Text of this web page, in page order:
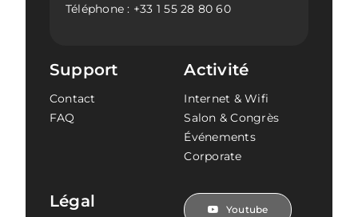
Téléphone : +33 1 55 28 80 60
Support
Contact
FAQ
Activité
Internet & Wifi
Salon & Congrès
Événements
Corporate
Légal Youtube